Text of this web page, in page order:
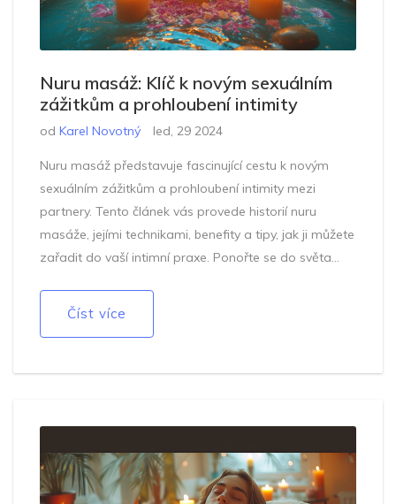
Nuru masáž: Klíč k novým sexuálním
zážitkům a prohloubení intimity
od Karel Novotný led, 29 2024
Nuru masáž představuje fascinující cestu k novým
sexuálním zážitkům a prohloubení intimity mezi
partnery. Tento článek vás provede historií nuru
masáže, jejími technikami, benefity a tipy, jak ji můžete
zařadit do vaší intimní praxe. Ponořte se do světa
obohatit váš sexuální život.
Číst více